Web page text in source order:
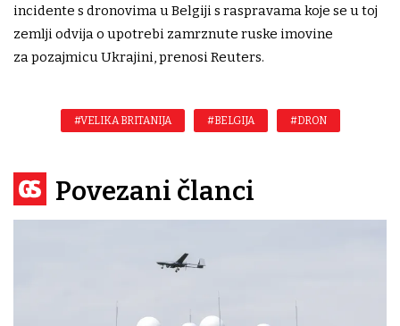
incidente s dronovima u Belgiji s raspravama koje se u toj
zemlji odvija o upotrebi zamrznute ruske imovine
za pozajmicu Ukrajini, prenosi Reuters.
#VELIKA BRITANIJA #BELGIJA #DRON
Povezani članci